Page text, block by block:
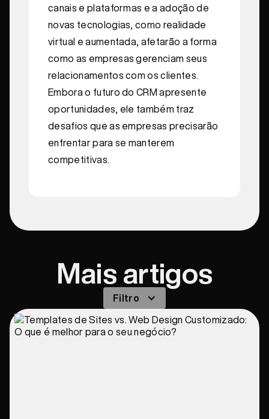
canais e plataformas e a adoção de
novas tecnologias, como realidade
virtual e aumentada, afetarão a forma
como as empresas gerenciam seus
relacionamentos com os clientes.
Embora o futuro do CRM apresente
oportunidades, ele também traz
desafios que as empresas precisarão
enfrentar para se manterem
competitivas.
Mais artigos
Filtro